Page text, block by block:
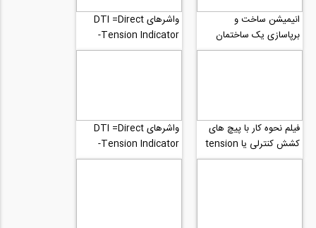
انیمیشن ساخت و
برپاسازی یک ساختمان
بتنی با دال بتنی از
واشرهای DTI =Direct
Tension Indicator-
بخش سوم بازرسی
فیلم نحوه کار با پیچ های
کشش کنترلی یا tension
control در سازه های
واشرهای DTI =Direct
Tension Indicator-
بخش دوم اجرا و نصب